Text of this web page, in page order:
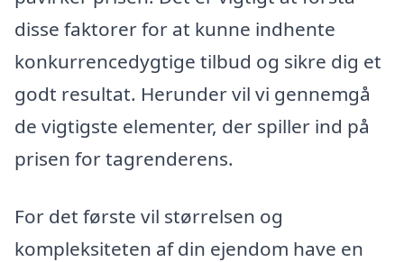
disse faktorer for at kunne indhente
konkurrencedygtige tilbud og sikre dig et
godt resultat. Herunder vil vi gennemgå
de vigtigste elementer, der spiller ind på
prisen for tagrenderens.
For det første vil størrelsen og
kompleksiteten af din ejendom have en